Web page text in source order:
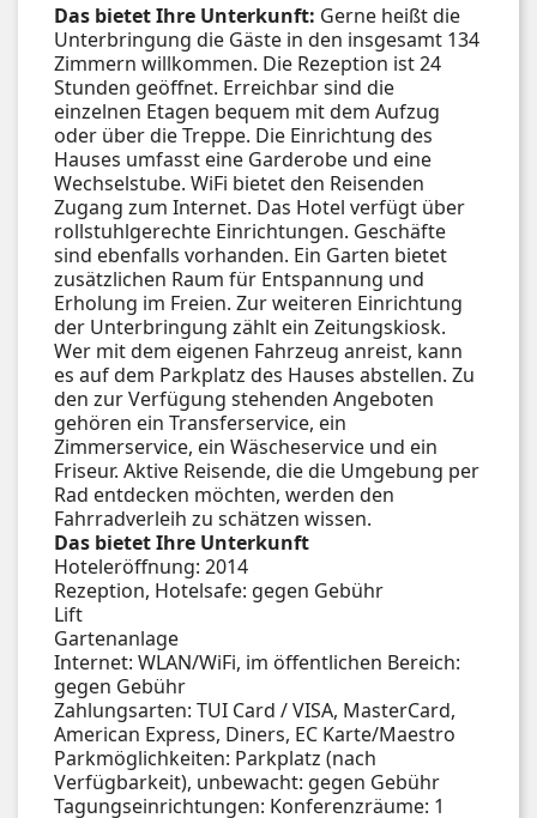
Das bietet Ihre Unterkunft: Gerne heißt die
Unterbringung die Gäste in den insgesamt 134
Zimmern willkommen. Die Rezeption ist 24
Stunden geöffnet. Erreichbar sind die
einzelnen Etagen bequem mit dem Aufzug
oder über die Treppe. Die Einrichtung des
Hauses umfasst eine Garderobe und eine
Wechselstube. WiFi bietet den Reisenden
Zugang zum Internet. Das Hotel verfügt über
rollstuhlgerechte Einrichtungen. Geschäfte
sind ebenfalls vorhanden. Ein Garten bietet
zusätzlichen Raum für Entspannung und
Erholung im Freien. Zur weiteren Einrichtung
der Unterbringung zählt ein Zeitungskiosk.
Wer mit dem eigenen Fahrzeug anreist, kann
es auf dem Parkplatz des Hauses abstellen. Zu
den zur Verfügung stehenden Angeboten
gehören ein Transferservice, ein
Zimmerservice, ein Wäscheservice und ein
Friseur. Aktive Reisende, die die Umgebung per
Rad entdecken möchten, werden den
Fahrradverleih zu schätzen wissen.
Das bietet Ihre Unterkunft
Hoteleröffnung: 2014
Rezeption, Hotelsafe: gegen Gebühr
Lift
Gartenanlage
Internet: WLAN/WiFi, im öffentlichen Bereich:
gegen Gebühr
Zahlungsarten: TUI Card / VISA, MasterCard,
American Express, Diners, EC Karte/Maestro
Parkmöglichkeiten: Parkplatz (nach
Verfügbarkeit), unbewacht: gegen Gebühr
Tagungseinrichtungen: Konferenzräume: 1